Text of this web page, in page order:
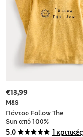
5.0 1 κριτικές
M&S
Πόντσο Follow The
Sun από 100%
βαμβάκι (0-3 ετών)
€18,99